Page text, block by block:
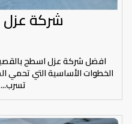
شركة
افضل شركة عزل اسطح
الخطوات الأساسية التي تحمي
تسرب...